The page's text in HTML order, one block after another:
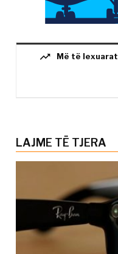
trending_up Më të lexuarat
LAJME TË TJERA